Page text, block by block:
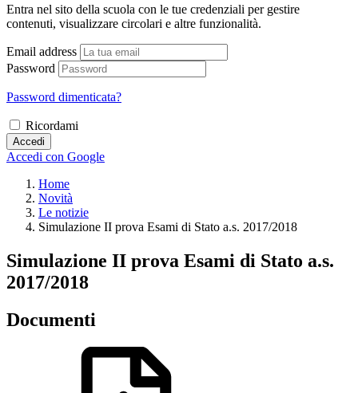
Entra nel sito della scuola con le tue credenziali per gestire
contenuti, visualizzare circolari e altre funzionalità.
Email address
Password
Password dimenticata?
Ricordami
Accedi
Accedi con Google
Home
Novità
Le notizie
Simulazione II prova Esami di Stato a.s. 2017/2018
Simulazione II prova Esami di Stato a.s.
2017/2018
Documenti